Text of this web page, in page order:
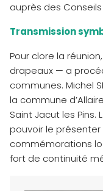
auprès des
Transmission
Pour clore la
drapeaux — a
communes. Michel
la commune
Saint Jacut les
pouvoir le
commémorations
fort de continuité